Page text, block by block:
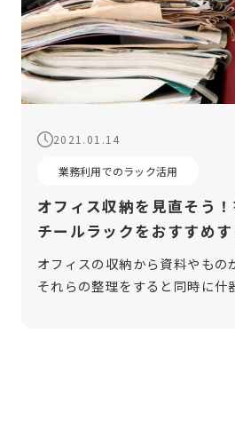
2021.01.14
業務利用でのラック活用
オフィス収納を見直そう
チールラックをおすすめす
オフィスの収納から資料やもの
それらの整理をすると同時に什